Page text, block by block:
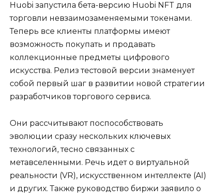
Huobi запустила бета-версию Huobi NFT для
торговли невзаимозаменяемыми токенами.
Теперь все клиенты платформы имеют
возможность покупать и продавать
коллекционные предметы цифрового
искусства. Релиз тестовой версии знаменует
собой первый шаг в развитии новой стратегии
разработчиков торгового сервиса.
Они рассчитывают поспособствовать
эволюции сразу нескольких ключевых
технологий, тесно связанных с
метавселенными. Речь идет о виртуальной
реальности (VR), искусственном интеллекте (AI)
и других. Также руководство биржи заявило о